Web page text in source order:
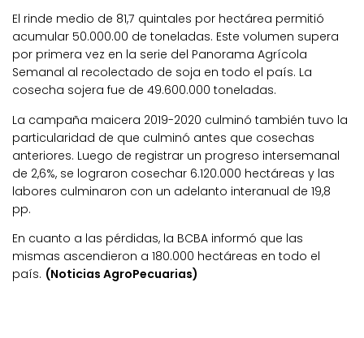
El rinde medio de 81,7 quintales por hectárea permitió
acumular 50.000.00 de toneladas. Este volumen supera
por primera vez en la serie del Panorama Agrícola
Semanal al recolectado de soja en todo el país. La
cosecha sojera fue de 49.600.000 toneladas.
La campaña maicera 2019-2020 culminó también tuvo la
particularidad de que culminó antes que cosechas
anteriores. Luego de registrar un progreso intersemanal
de 2,6%, se lograron cosechar 6.120.000 hectáreas y las
labores culminaron con un adelanto interanual de 19,8
pp.
En cuanto a las pérdidas, la BCBA informó que las
mismas ascendieron a 180.000 hectáreas en todo el
país. (Noticias AgroPecuarias)